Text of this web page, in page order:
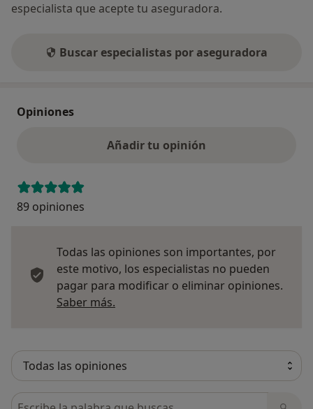
especialista que acepte tu aseguradora.
Buscar especialistas por aseguradora
Opiniones
Añadir tu opinión
89 opiniones
Todas las opiniones son importantes, por
este motivo, los especialistas no pueden
pagar para modificar o eliminar opiniones.
Saber más.
Busca en opiniones